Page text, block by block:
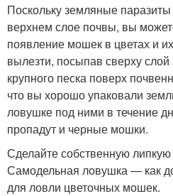
Поскольку земляные
верхнем слое почвы, вы
появление мошек в цветах и
вылезти, посыпав сверху
крупного песка поверх
что вы хорошо упаковали
ловушке под ними в течение
пропадут и черные мошки.
Сделайте собственную
Самодельная ловушка — как
для ловли цветочных мошек.